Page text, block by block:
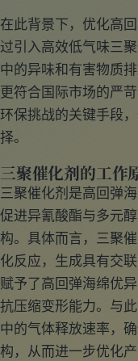
在此背景下，优化高
过引入高效低气味三
中的异味和有害物质
更符合国际市场的严
环保挑战的关键手段
择。
三聚催化剂的工作
三聚催化剂是高回弹
促进异氰酸酯与多元
构。具体而言，三聚
化反应，生成具有交
赋予了高回弹海绵优
抗压缩变形能力。与
中的气体释放速率，
构，从而进一步优化产